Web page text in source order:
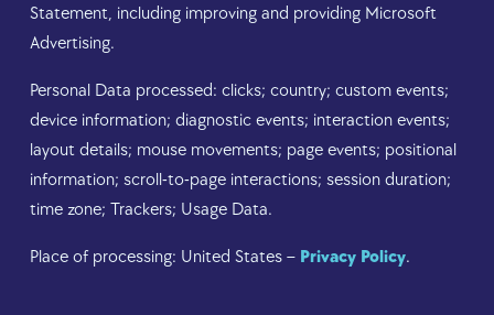
Statement, including improving and providing Microsoft
Advertising.
Personal Data processed: clicks; country; custom events;
device information; diagnostic events; interaction events;
layout details; mouse movements; page events; positional
information; scroll-to-page interactions; session duration;
time zone; Trackers; Usage Data.
Place of processing: United States – Privacy Policy.